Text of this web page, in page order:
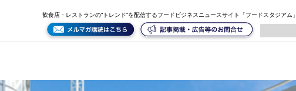
飲食店・レストランの“トレンド”を配信するフードビジネスニュースサイト「フードスタジアム」